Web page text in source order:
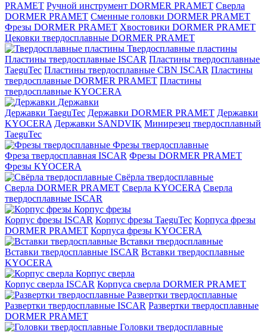
PRAMET Ручной инструмент DORMER PRAMET Сверла
DORMER PRAMET Сменные головки DORMER PRAMET
Фрезы DORMER PRAMET Хвостовики DORMER PRAMET
Цековки твердосплавные DORMER PRAMET
Твердосплавные пластины
Пластины твердосплавные ISCAR Пластины твердосплавные
TaeguTec Пластины твердосплавные CBN ISCAR Пластины
твердосплавные DORMER PRAMET Пластины
твердосплавные KYOCERA
Державки
Державки TaeguTec Державки DORMER PRAMET Державки
KYOCERA Державки SANDVIK Минирезец твердосплавный
TaeguTec
Фрезы твердосплавные
Фреза твердосплавная ISCAR Фрезы DORMER PRAMET
Фрезы KYOCERA
Свёрла твердосплавные
Сверла DORMER PRAMET Сверла KYOCERA Сверла
твердосплавные ISCAR
Корпус фрезы
Корпус фрезы ISCAR Корпус фрезы TaeguTec Корпуса фрезы
DORMER PRAMET Корпуса фрезы KYOCERA
Вставки твердосплавные
Вставки твердосплавные ISCAR Вставки твердосплавные
KYOCERA
Корпус сверла
Корпус сверла ISCAR Корпуса сверла DORMER PRAMET
Развертки твердосплавные
Развертки твердосплавные ISCAR Развертки твердосплавные
DORMER PRAMET
Головки твердосплавные